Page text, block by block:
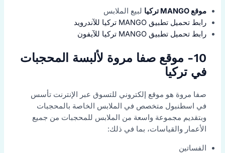
موقع MANGO تركيا
لبيع الملابس
رابط تحميل تطبيق MANGO تركيا للآندرويد
رابط تحميل تطبيق MANGO تركيا للآيفون
10- موقع صفا مروة لألبسة المحجبات
في تركيا
صفا مروة هو موقع إلكتروني للتسوق عبر الإنترنت تأسس
في اسطنبول متخصص في الملابس الخاصة بالمحجبات
وبتقديم مجموعة واسعة من الملابس للمحجبات من جميع
الأعمار والقياسات، بما في ذلك:
الفساتين